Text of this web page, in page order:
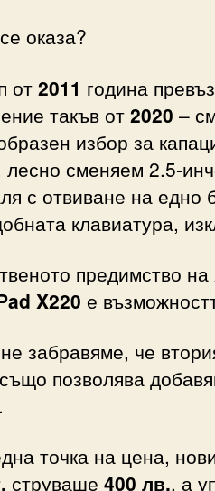
оказа?
от 2011 година
такъв от 2020 –
избор за
лесно сменяем 2.5-
с отвиване на едно
клавиатура,
предимство на
X220 е
забравяме, че
позволява
точка на цена,
струваше 400 лв., а